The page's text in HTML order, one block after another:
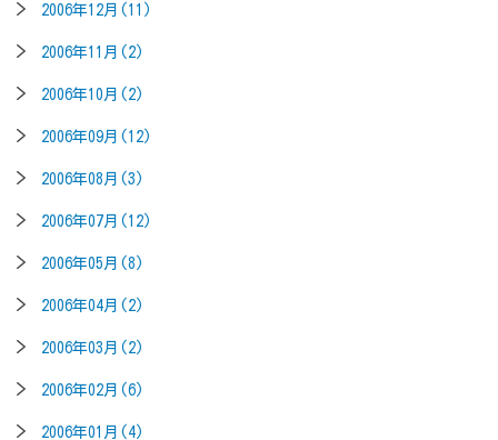
2006年12月(11)
2006年11月(2)
2006年10月(2)
2006年09月(12)
2006年08月(3)
2006年07月(12)
2006年05月(8)
2006年04月(2)
2006年03月(2)
2006年02月(6)
2006年01月(4)